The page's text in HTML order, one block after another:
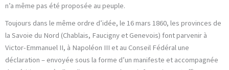
n’a même pas été proposée au peuple.
Toujours dans le même ordre d’idée, le 16 mars 1860, les provinces de
la Savoie du Nord (Chablais, Faucigny et Genevois) font parvenir à
Victor-Emmanuel II, à Napoléon III et au Conseil Fédéral une
déclaration – envoyée sous la forme d’un manifeste et accompagnée